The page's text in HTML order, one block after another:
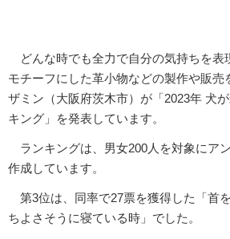
どんな時でも全力で自分の気持ちを表
モチーフにした革小物などの製作や販売
ザミン（大阪府茨木市）が「2023年 犬
キング」を発表しています。
ランキングは、男女200人を対象にア
作成しています。
第3位は、同率で27票を獲得した「首
ちよさそうに寝ている時」でした。